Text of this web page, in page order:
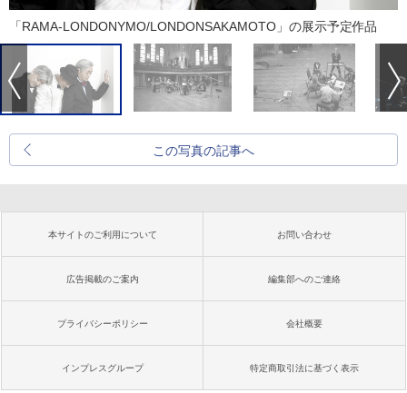
「RAMA-LONDONYMO/LONDONSAKAMOTO」の展示予定作品
この写真の記事へ
本サイトのご利用について お問い合わせ
広告掲載のご案内 編集部へのご連絡
プライバシーポリシー 会社概要
インプレスグループ 特定商取引法に基づく表示